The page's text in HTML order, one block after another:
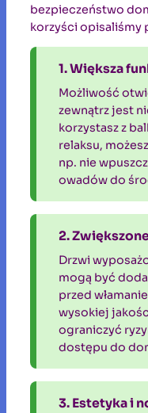
bezpieczeństwo
korzyści opisaliśmy
1. Większa
Możliwość
zewnątrz jest
korzystasz z
relaksu,
np. nie
owadów do
2.
Drzwi
mogą być
przed
wysokiej
ograniczyć
dostępu do
3. Estetyka i